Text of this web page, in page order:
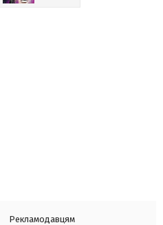
Рекламодавцям